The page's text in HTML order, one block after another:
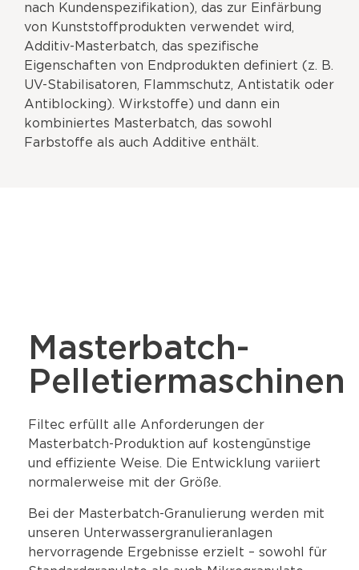
nach Kundenspezifikation), das zur Einfärbung
von Kunststoffprodukten verwendet wird,
Additiv-Masterbatch, das spezifische
Eigenschaften von Endprodukten definiert (z. B.
UV-Stabilisatoren, Flammschutz, Antistatik oder
Antiblocking). Wirkstoffe) und dann ein
kombiniertes Masterbatch, das sowohl
Farbstoffe als auch Additive enthält.
Masterbatch-
Pelletiermaschinen
Filtec erfüllt alle Anforderungen der
Masterbatch-Produktion auf kostengünstige
und effiziente Weise. Die Entwicklung variiert
normalerweise mit der Größe.
Bei der Masterbatch-Granulierung werden mit
unseren Unterwassergranulieranlagen
hervorragende Ergebnisse erzielt – sowohl für